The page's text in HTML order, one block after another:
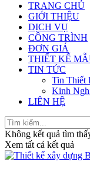
TRANG CHỦ
GIỚI THIỆU
DỊCH VỤ
CÔNG TRÌNH
ĐƠN GIÁ
THIẾT KẾ
TIN TỨC
Tin Thiết
Kinh
LIÊN HỆ
Không kết quả tìm
Xem tất cả kết quả